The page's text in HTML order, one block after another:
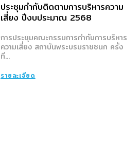
ประชุมกำกับติดตามการบริหารความ
เสี่ยง ปีงบประมาณ 2568
การประชุมคณะกรรมการกำกับการบริหาร
ความเสี่ยง สถาบันพระบรมราชชนก ครั้ง
ที...
รายละเอียด